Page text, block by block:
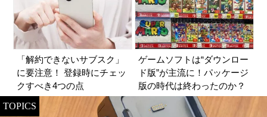
「解約できないサブスク」
に要注意！ 登録時にチェッ
クすべき4つの点
ゲームソフトは“ダウンロー
ド版”が主流に！パッケージ
版の時代は終わったのか？
TOPICS